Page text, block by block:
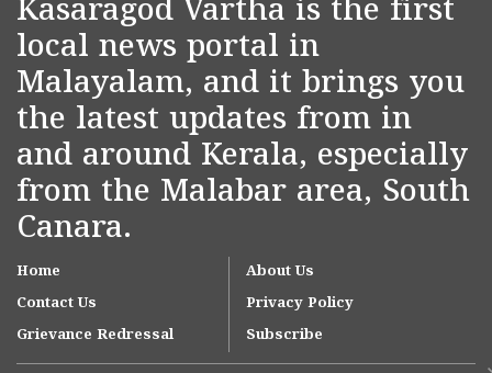
Kasaragod Vartha is the first
local news portal in
Malayalam, and it brings you
the latest updates from in
and around Kerala, especially
from the Malabar area, South
Canara.
Home
About Us
Contact Us
Privacy Policy
Grievance Redressal
Subscribe